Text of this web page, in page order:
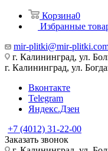
Корзина0
Избранные
mir-plitki@mir-
г. Калининград, ул.
г. Калининград, ул.
Вконтакте
Telegram
Яндекс.Дзен
+7 (4012) 31-22-00
Заказать звонок